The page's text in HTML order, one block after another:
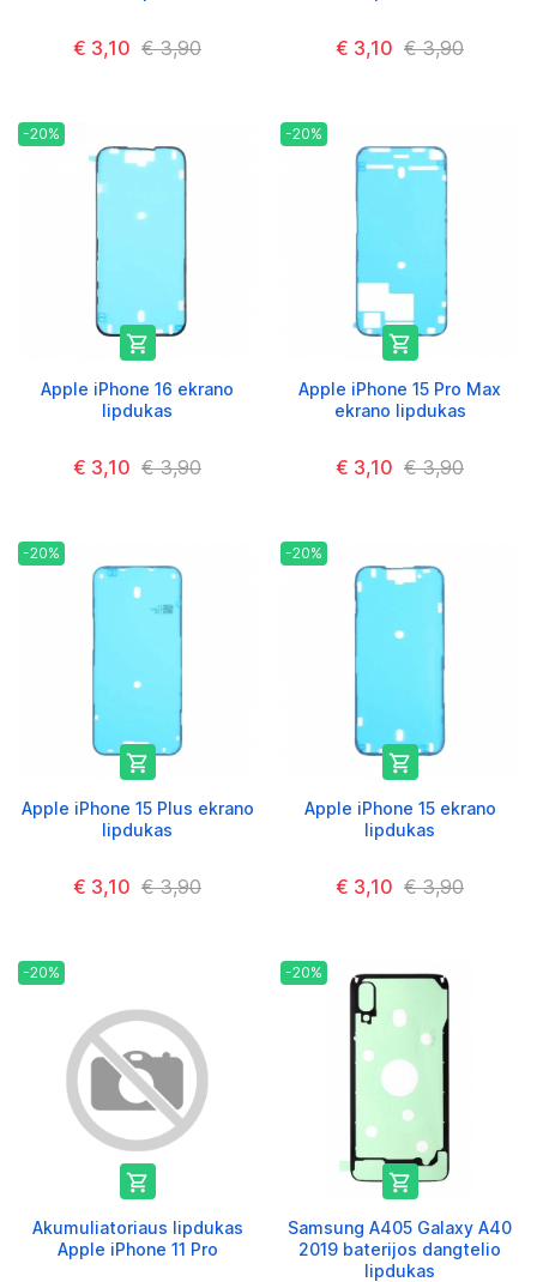
€ 3,10 € 3,90 € 3,10 € 3,90
-20%

Apple iPhone 16 ekrano
lipdukas
€ 3,10 € 3,90
-20%

Apple iPhone 15 Pro Max
ekrano lipdukas
€ 3,10 € 3,90
-20%

Apple iPhone 15 Plus ekrano
lipdukas
€ 3,10 € 3,90
-20%

Apple iPhone 15 ekrano
lipdukas
€ 3,10 € 3,90
-20%

Akumuliatoriaus lipdukas
Apple iPhone 11 Pro
-20%

Samsung A405 Galaxy A40
2019 baterijos dangtelio
lipdukas